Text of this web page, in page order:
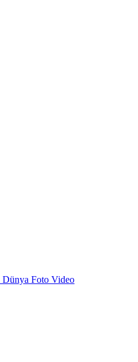
Dünya Foto Video